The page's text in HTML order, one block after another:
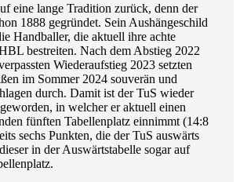
eine lange Tradition zurück, denn der
1888 gegründet. Sein Aushängeschild
Handballer, die aktuell ihre achte
bestreiten. Nach dem Abstieg 2022
Wiederaufstieg 2023 setzten
im Sommer 2024 souverän und
durch. Damit ist der TuS wieder
in welcher er aktuell einen
fünften Tabellenplatz einnimmt (14:8
sechs Punkten, die der TuS auswärts
in der Auswärtstabelle sogar auf